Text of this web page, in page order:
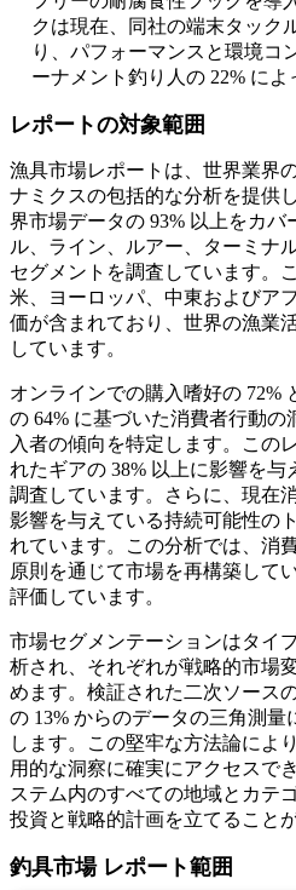
クは現在、同社の端末タック
り、パフォーマンスと環境コ
ーナメント釣り人の 22% によ
レポートの対象範囲
漁具市場レポートは、世界業界
ナミクスの包括的な分析を提供
界市場データの 93% 以上をカ
ル、ライン、ルアー、ターミナ
セグメントを調査しています。
米、ヨーロッパ、中東およびア
価が含まれており、世界の漁業
しています。
オンラインでの購入嗜好の 72%
の 64% に基づいた消費者行動
入者の傾向を特定します。この
れたギアの 38% 以上に影響を与
調査しています。さらに、現在
影響を与えている持続可能性の
れています。この分析では、消
原則を通じて市場を再構築して
評価しています。
市場セグメンテーションはタイ
析され、それぞれが戦略的市場
めます。検証された二次ソース
の 13% からのデータの三角測量
します。この堅牢な方法論によ
用的な洞察に確実にアクセスで
ステム内のすべての地域とカテ
投資と戦略的計画を立てること
釣具市場 レポート範囲